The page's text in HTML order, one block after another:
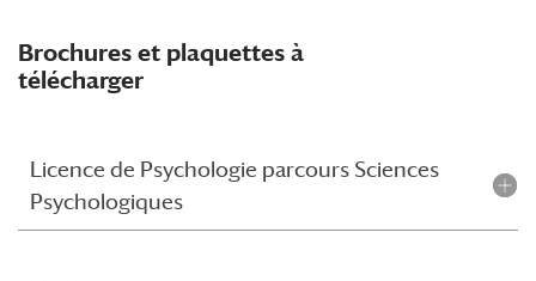
Brochures et plaquettes à
télécharger
Licence de Psychologie parcours Sciences
Psychologiques